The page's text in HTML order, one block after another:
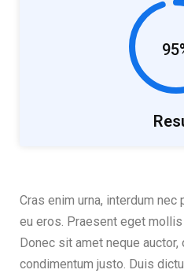
Cras enim urna, interdum
eu eros. Praesent eget mollis
Donec sit amet neque auctor,
condimentum justo. Duis